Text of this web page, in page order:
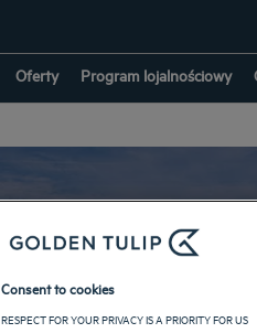
Oferty Program lojalnościowy
Consent to cookies
RESPECT FOR YOUR PRIVACY IS A PRIORITY FOR US